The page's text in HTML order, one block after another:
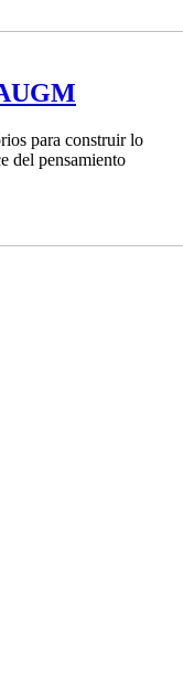
para construir lo
del pensamiento